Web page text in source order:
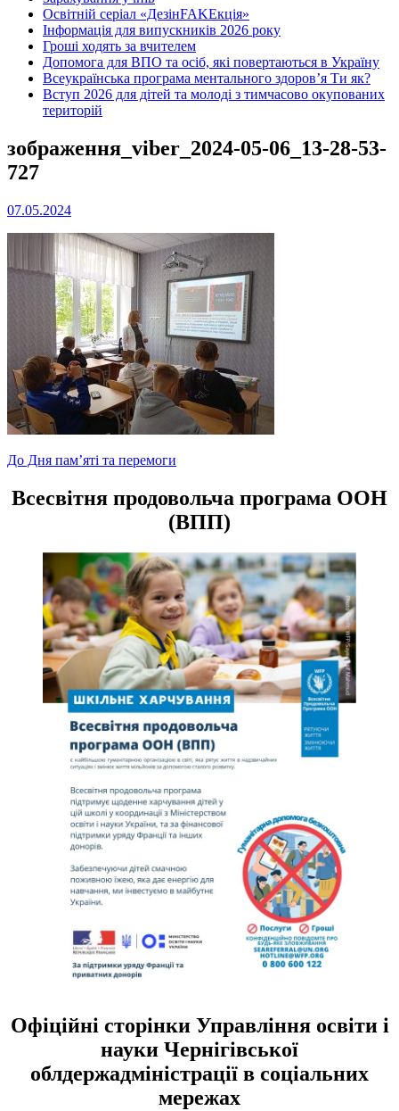
Освітній серіал «ДезінFAKEкція»
Інформація для випускників 2026 року
Гроші ходять за вчителем
Допомога для ВПО та осіб, які повертаються в Україну
Всеукраїнська програма ментального здоров’я Ти як?
Вступ 2026 для дітей та молоді з тимчасово окупованих
територій
зображення_viber_2024-05-06_13-28-53-
727
07.05.2024
Навігація
записів
До Дня пам’яті та перемоги
Всесвітня продовольча програма ООН
(ВПП)
Офіційні сторінки Управління освіти і
науки Чернігівської
облдержадміністрації в соціальних
мережах